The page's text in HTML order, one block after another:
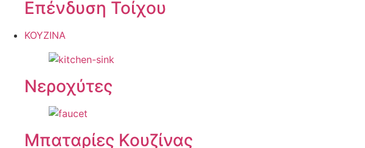
Επένδυση Τοίχου
ΚΟΥΖΙΝΑ
Νεροχύτες
Μπαταρίες Κουζίνας